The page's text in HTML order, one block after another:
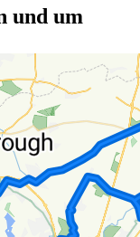
und um